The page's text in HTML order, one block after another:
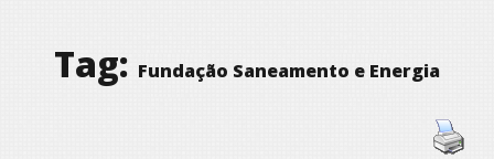
Tag: Fundação Saneamento e Energia